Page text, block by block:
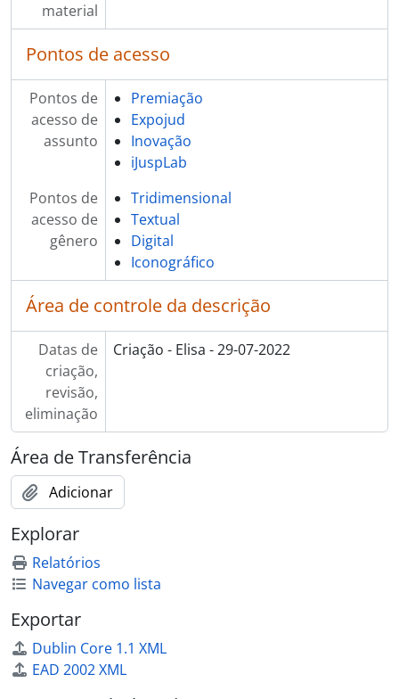
material
Pontos de acesso
Pontos de
acesso de
assunto
Premiação
Expojud
Inovação
iJuspLab
Pontos de
acesso de
gênero
Tridimensional
Textual
Digital
Iconográfico
Área de controle da descrição
Datas de
criação,
revisão,
eliminação
Criação - Elisa - 29-07-2022
Área de Transferência
Adicionar
Explorar
Relatórios
Navegar como lista
Exportar
Dublin Core 1.1 XML
EAD 2002 XML